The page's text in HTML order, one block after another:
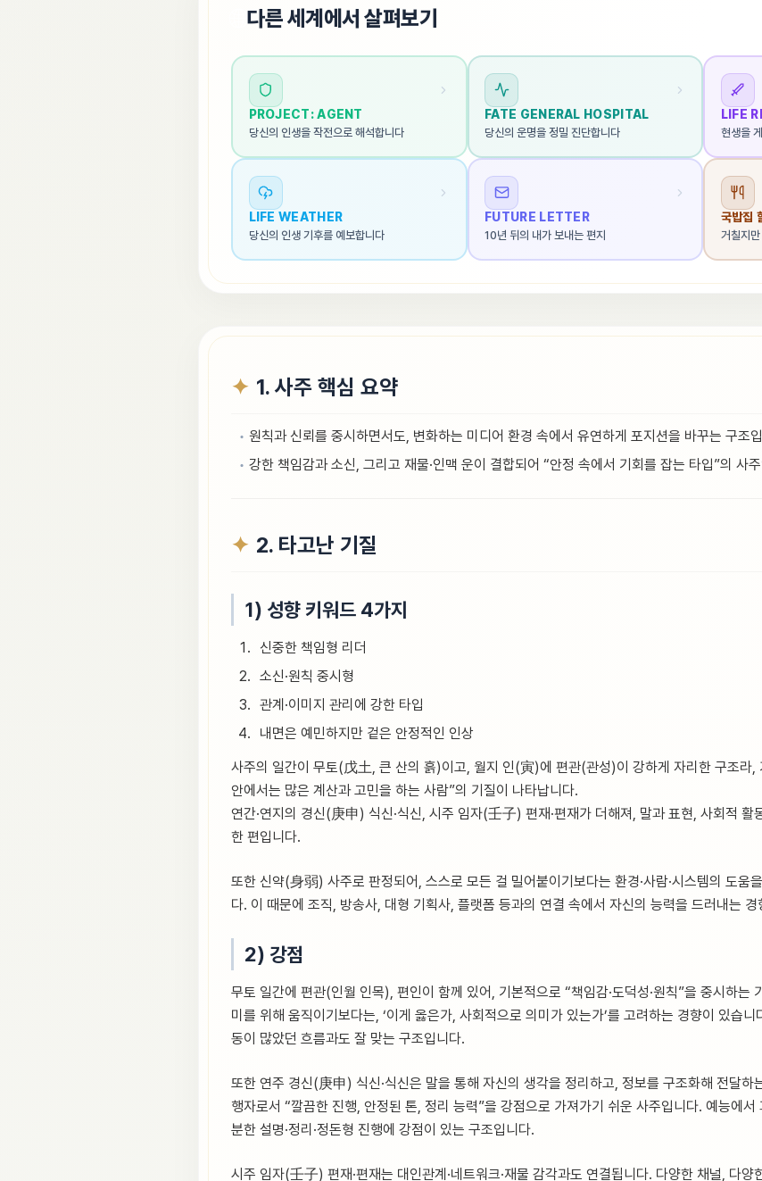
다른 세계에서 살펴보기
PROJECT: AGENT
당신의 인생을 작전으로 해석합니다
FATE GENERAL HOSPITAL
당신의 운명을 정밀 진단합니다
LIFE
현생을
LIFE WEATHER
당신의 인생 기후를 예보합니다
FUTURE LETTER
10년 뒤의 내가 보내는 편지
국밥집
거칠지
1. 사주 핵심 요약
원칙과 신뢰를 중시하면서도, 변화하는 미디어 환경 속에서 유연하게 포지션을 바꾸는 구조
강한 책임감과 소신, 그리고 재물·인맥 운이 결합되어 “안정 속에서 기회를 잡는 타입”의 사
2. 타고난 기질
1) 성향 키워드 4가지
신중한 책임형 리더
소신·원칙 중시형
관계·이미지 관리에 강한 타입
내면은 예민하지만 겉은 안정적인 인상
사주의 일간이 무토(戊土, 큰 산의 흙)이고, 월지 인(寅)에 편관(관성)이 강하게 자리한 구조라,
안에서는 많은 계산과 고민을 하는 사람”의 기질이 나타납니다.
연간·연지의 경신(庚申) 식신·식신, 시주 임자(壬子) 편재·편재가 더해져, 말과 표현, 사회적 활
한 편입니다.
또한 신약(身弱) 사주로 판정되어, 스스로 모든 걸 밀어붙이기보다는 환경·사람·시스템의 도움
다. 이 때문에 조직, 방송사, 대형 기획사, 플랫폼 등과의 연결 속에서 자신의 능력을 드러내는 경
2) 강점
무토 일간에 편관(인월 인목), 편인이 함께 있어, 기본적으로 “책임감·도덕성·원칙”을 중시하는
미를 위해 움직이기보다는, ‘이게 옳은가, 사회적으로 의미가 있는가’를 고려하는 경향이 있습니
동이 많았던 흐름과도 잘 맞는 구조입니다.
또한 연주 경신(庚申) 식신·식신은 말을 통해 자신의 생각을 정리하고, 정보를 구조화해 전달
행자로서 “깔끔한 진행, 안정된 톤, 정리 능력”을 강점으로 가져가기 쉬운 사주입니다. 예능에
분한 설명·정리·정돈형 진행에 강점이 있는 구조입니다.
시주 임자(壬子) 편재·편재는 대인관계·네트워크·재물 감각과도 연결됩니다. 다양한 채널, 다